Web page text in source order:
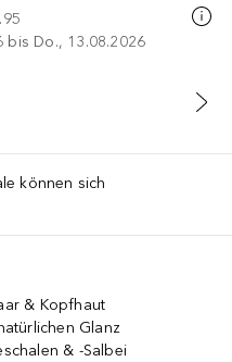
bis Do., 13.08.2026
können sich
& Kopfhaut
Glanz
& -Salbei